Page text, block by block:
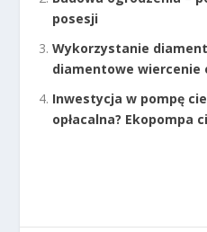
posesji
Wykorzystanie
diamentowe wiercenie
Inwestycja w pompę
opłacalna? Ekopompa